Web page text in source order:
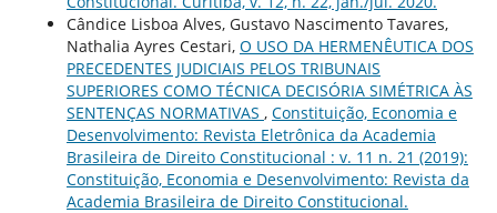
Cândice Lisboa Alves, Gustavo Nascimento Tavares,
Nathalia Ayres Cestari, O USO DA HERMENÊUTICA DOS
PRECEDENTES JUDICIAIS PELOS TRIBUNAIS
SUPERIORES COMO TÉCNICA DECISÓRIA SIMÉTRICA ÀS
SENTENÇAS NORMATIVAS , Constituição, Economia e
Desenvolvimento: Revista Eletrônica da Academia
Brasileira de Direito Constitucional : v. 11 n. 21 (2019):
Constituição, Economia e Desenvolvimento: Revista da
Academia Brasileira de Direito Constitucional.